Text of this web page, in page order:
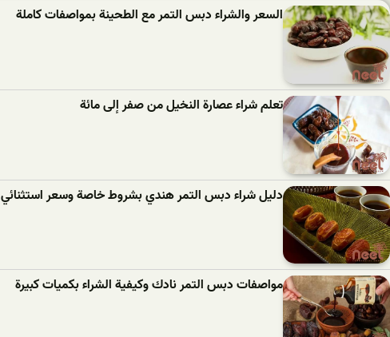
السعر والشراء دبس التمر مع الطحينة بمواصفات كاملة
تعلم شراء عصارة النخيل من صفر إلى مائة
دليل شراء دبس التمر هندي بشروط خاصة وسعر استثنائي
مواصفات دبس التمر نادك وكيفية الشراء بكميات كبيرة